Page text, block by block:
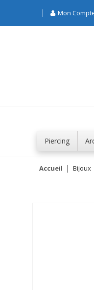
Mon
Piercing
Accueil Bijoux